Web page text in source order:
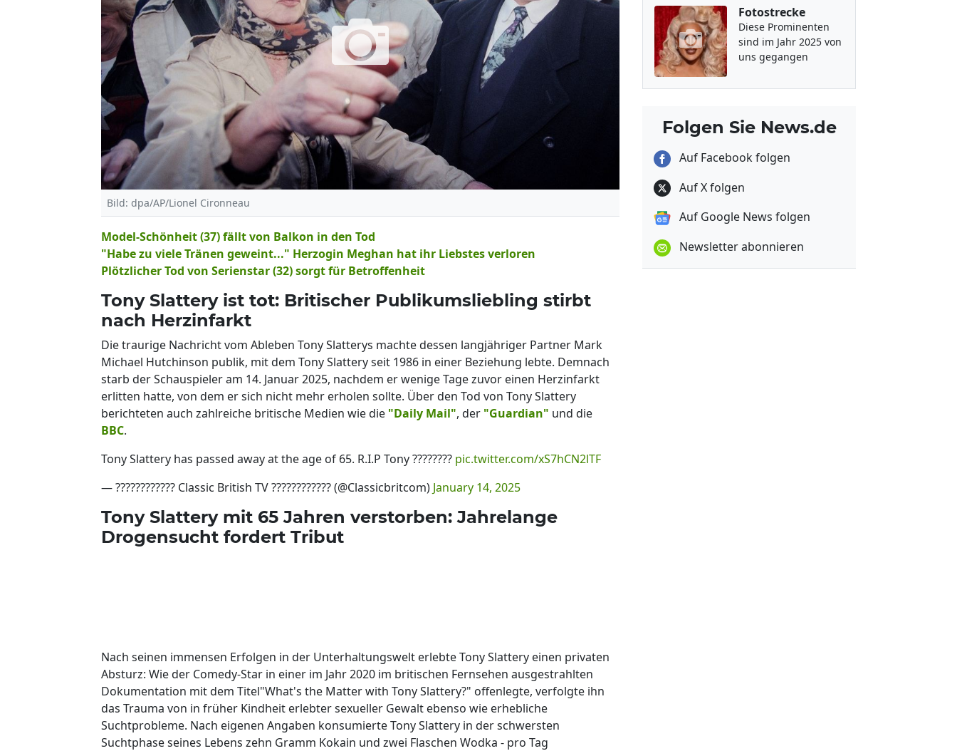
Bild: dpa/AP/Lionel Cironneau
Model-Schönheit (37) fällt von Balkon in den Tod
"Habe zu viele Tränen geweint..." Herzogin Meghan hat ihr Liebstes verloren
Plötzlicher Tod von Serienstar (32) sorgt für Betroffenheit
Tony Slattery ist tot: Britischer Publikumsliebling stirbt
nach Herzinfarkt
Die traurige Nachricht vom Ableben Tony Slatterys machte dessen langjähriger Partner Mark
Michael Hutchinson publik, mit dem Tony Slattery seit 1986 in einer Beziehung lebte. Demnach
starb der Schauspieler am 14. Januar 2025, nachdem er wenige Tage zuvor einen Herzinfarkt
erlitten hatte, von dem er sich nicht mehr erholen sollte. Über den Tod von Tony Slattery
berichteten auch zahlreiche britische Medien wie die "Daily Mail", der "Guardian" und die
BBC.
Tony Slattery has passed away at the age of 65. R.I.P Tony ???????? pic.twitter.com/xS7hCN2lTF
— ???????????? Classic British TV ???????????? (@Classicbritcom) January 14, 2025
Tony Slattery mit 65 Jahren verstorben: Jahrelange
Drogensucht fordert Tribut
Nach seinen immensen Erfolgen in der Unterhaltungswelt erlebte Tony Slattery einen privaten
Absturz: Wie der Comedy-Star in einer im Jahr 2020 im britischen Fernsehen ausgestrahlten
Dokumentation mit dem Titel"What's the Matter with Tony Slattery?" offenlegte, verfolgte ihn
das Trauma von in früher Kindheit erlebter sexueller Gewalt ebenso wie erhebliche
Suchtprobleme. Nach eigenen Angaben konsumierte Tony Slattery in der schwersten
Suchtphase seines Lebens zehn Gramm Kokain und zwei Flaschen Wodka - pro Tag
Fotostrecke
Diese Prominenten
sind im Jahr 2025 von
uns gegangen
Folgen Sie News.de
Auf Facebook folgen
Auf X folgen
Auf Google News folgen
Newsletter abonnieren